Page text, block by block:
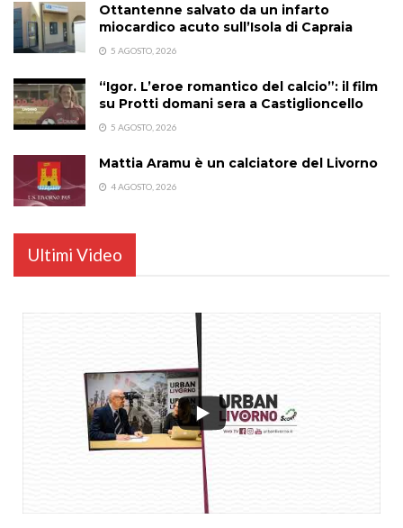
Ottantenne salvato da un infarto
miocardico acuto sull’Isola di Capraia
5 AGOSTO, 2026
“Igor. L’eroe romantico del calcio”: il film
su Protti domani sera a Castiglioncello
5 AGOSTO, 2026
Mattia Aramu è un calciatore del Livorno
4 AGOSTO, 2026
Ultimi Video